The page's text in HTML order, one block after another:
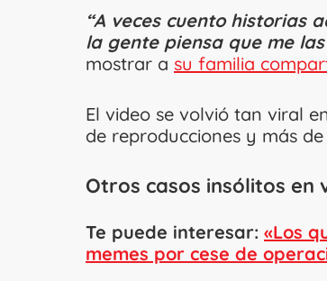
“A veces cuento historias
la gente piensa que me
mostrar a su familia
El video se volvió tan viral
de reproducciones y más
Otros casos insólitos en
Te puede interesar: «Los
memes por cese de